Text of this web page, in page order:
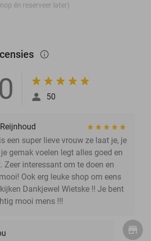
én reserveer later)
info_outlined
50
een super lieve vrouw ze laat je, je
gemak voelen legt alles goed en
Zeer interessant om te doen en
Ook erg leuke shop om eens
Dankjewel Wietske !! Je bent
mooi mens !!!